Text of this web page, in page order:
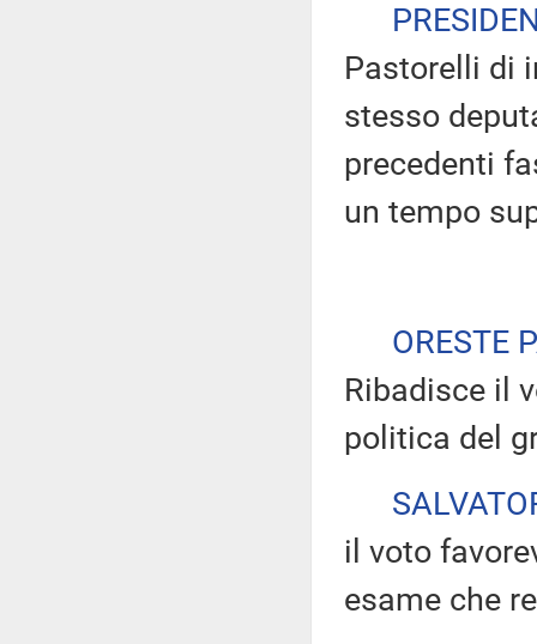
Pastorelli di
stesso
precedenti
un tempo
ORESTE
Ribadisce il
politica del
il voto
esame che